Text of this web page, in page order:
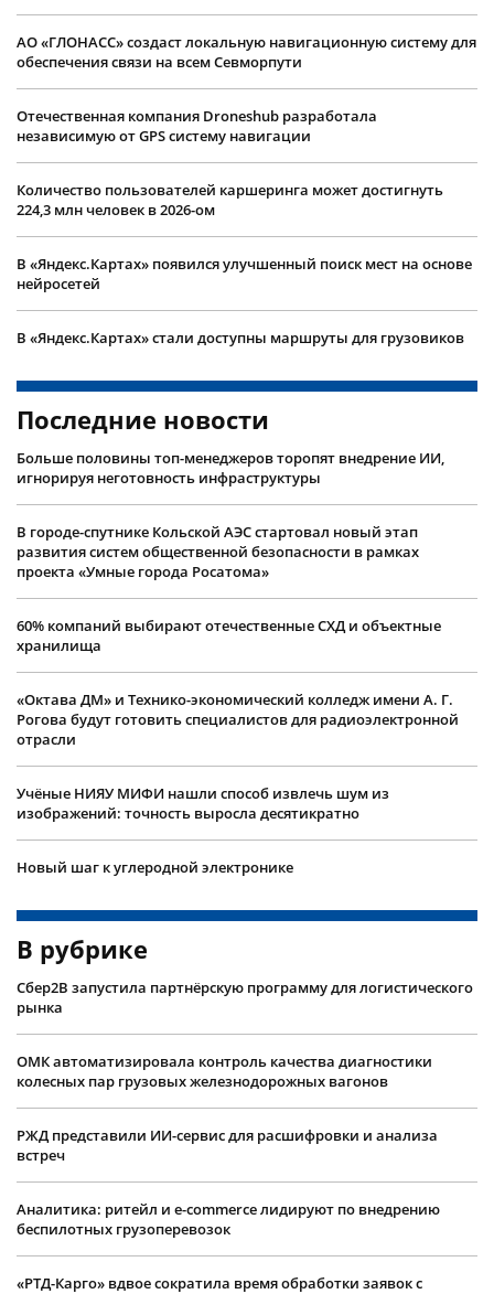
АО «ГЛОНАСС» создаст локальную навигационную систему для
обеспечения связи на всем Севморпути
Отечественная компания Droneshub разработала
независимую от GPS систему навигации
Количество пользователей каршеринга может достигнуть
224,3 млн человек в 2026-ом
В «Яндекс.Картах» появился улучшенный поиск мест на основе
нейросетей
В «Яндекс.Картах» стали доступны маршруты для грузовиков
Последние новости
Больше половины топ-менеджеров торопят внедрение ИИ,
игнорируя неготовность инфраструктуры
В городе-спутнике Кольской АЭС стартовал новый этап
развития систем общественной безопасности в рамках
проекта «Умные города Росатома»
60% компаний выбирают отечественные СХД и объектные
хранилища
«Октава ДМ» и Технико-экономический колледж имени А. Г.
Рогова будут готовить специалистов для радиоэлектронной
отрасли
Учëные НИЯУ МИФИ нашли способ извлечь шум из
изображений: точность выросла десятикратно
Новый шаг к углеродной электронике
В рубрике
Сбер2B запустила партнёрскую программу для логистического
рынка
ОМК автоматизировала контроль качества диагностики
колесных пар грузовых железнодорожных вагонов
РЖД представили ИИ-сервис для расшифровки и анализа
встреч
Аналитика: ритейл и e-commerce лидируют по внедрению
беспилотных грузоперевозок
«РТД-Карго» вдвое сократила время обработки заявок с